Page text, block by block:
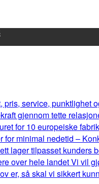
service, punktlighet
gjennom tette
for 10 europeiske
minimal nedetid –
lager tilpasset kunders
over hele landet Vi vil
er, så skal vi sikkert